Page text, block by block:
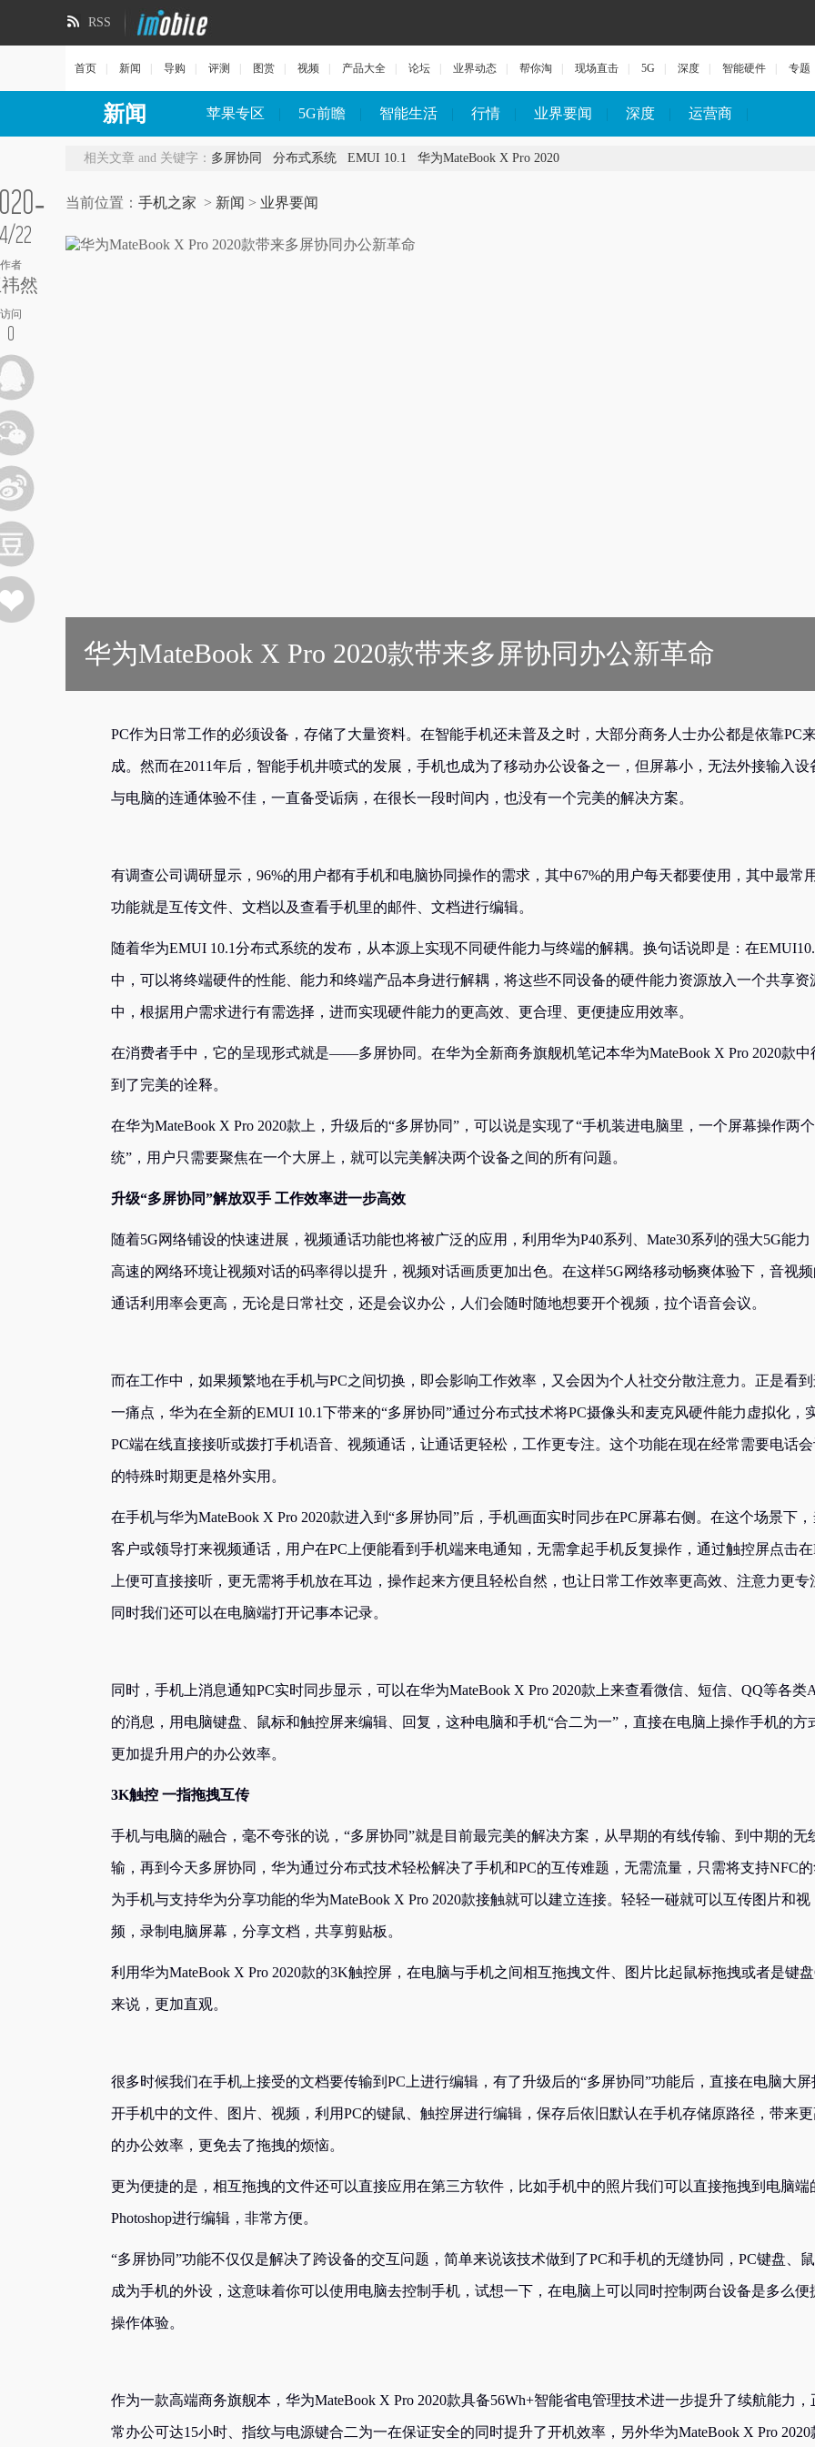
RSS
首页 新闻 导购 评测 图赏 视频 产品大全 论坛 业界动态 帮你淘 现场直击 5G 深度 智能硬件 专题
新闻 苹果专区 5G前瞻 智能生活 行情 业界要闻 深度 运营商
22
作者
然
访问
0
相关文章 and 关键字： 多屏协同 分布式系统 EMUI 10.1 华为MateBook X Pro 2020
当前位置： 手机之家 > 新闻 > 业界要闻
华为MateBook X Pro 2020款带来多屏协同办公新革命
PC作为日常工作的必须设备，存储了大量资料。在智能手机还未普及之时，大部分商务人士办公都是依靠PC
成。然而在2011年后，智能手机井喷式的发展，手机也成为了移动办公设备之一，但屏幕小，无法外接输入设
与电脑的连通体验不佳，一直备受诟病，在很长一段时间内，也没有一个完美的解决方案。
有调查公司调研显示，96%的用户都有手机和电脑协同操作的需求，其中67%的用户每天都要使用，其中最常
功能就是互传文件、文档以及查看手机里的邮件、文档进行编辑。
随着华为EMUI 10.1分布式系统的发布，从本源上实现不同硬件能力与终端的解耦。换句话说即是：在
中，可以将终端硬件的性能、能力和终端产品本身进行解耦，将这些不同设备的硬件能力资源放入一个共享资
中，根据用户需求进行有需选择，进而实现硬件能力的更高效、更合理、更便捷应用效率。
在消费者手中，它的呈现形式就是——多屏协同。在华为全新商务旗舰机笔记本华为MateBook X Pro 2020款中
到了完美的诠释。
在华为MateBook X Pro 2020款上，升级后的“多屏协同”，可以说是实现了“手机装进电脑里，一个屏幕操作两
统”，用户只需要聚焦在一个大屏上，就可以完美解决两个设备之间的所有问题。
升级“多屏协同”解放双手 工作效率进一步高效
随着5G网络铺设的快速进展，视频通话功能也将被广泛的应用，利用华为P40系列、Mate30系列的强大5G能力
高速的网络环境让视频对话的码率得以提升，视频对话画质更加出色。在这样5G网络移动畅爽体验下，音视频
通话利用率会更高，无论是日常社交，还是会议办公，人们会随时随地想要开个视频，拉个语音会议。
而在工作中，如果频繁地在手机与PC之间切换，即会影响工作效率，又会因为个人社交分散注意力。正是看
一痛点，华为在全新的EMUI 10.1下带来的“多屏协同”通过分布式技术将PC摄像头和麦克风硬件能力虚拟化，
PC端在线直接接听或拨打手机语音、视频通话，让通话更轻松，工作更专注。这个功能在现在经常需要电话会
的特殊时期更是格外实用。
在手机与华为MateBook X Pro 2020款进入到“多屏协同”后，手机画面实时同步在PC屏幕右侧。在这个场景下，
客户或领导打来视频通话，用户在PC上便能看到手机端来电通知，无需拿起手机反复操作，通过触控屏点击在
上便可直接接听，更无需将手机放在耳边，操作起来方便且轻松自然，也让日常工作效率更高效、注意力更专
同时我们还可以在电脑端打开记事本记录。
同时，手机上消息通知PC实时同步显示，可以在华为MateBook X Pro 2020款上来查看微信、短信、QQ等各类
的消息，用电脑键盘、鼠标和触控屏来编辑、回复，这种电脑和手机“合二为一”，直接在电脑上操作手机的方
更加提升用户的办公效率。
3K触控 一指拖拽互传
手机与电脑的融合，毫不夸张的说，“多屏协同”就是目前最完美的解决方案，从早期的有线传输、到中期的无
输，再到今天多屏协同，华为通过分布式技术轻松解决了手机和PC的互传难题，无需流量，只需将支持NFC
为手机与支持华为分享功能的华为MateBook X Pro 2020款接触就可以建立连接。轻轻一碰就可以互传图片和视
频，录制电脑屏幕，分享文档，共享剪贴板。
利用华为MateBook X Pro 2020款的3K触控屏，在电脑与手机之间相互拖拽文件、图片比起鼠标拖拽或者是键
来说，更加直观。
很多时候我们在手机上接受的文档要传输到PC上进行编辑，有了升级后的“多屏协同”功能后，直接在电脑大屏
开手机中的文件、图片、视频，利用PC的键鼠、触控屏进行编辑，保存后依旧默认在手机存储原路径，带来更
的办公效率，更免去了拖拽的烦恼。
更为便捷的是，相互拖拽的文件还可以直接应用在第三方软件，比如手机中的照片我们可以直接拖拽到电脑端
Photoshop进行编辑，非常方便。
“多屏协同”功能不仅仅是解决了跨设备的交互问题，简单来说该技术做到了PC和手机的无缝协同，PC键盘、
成为手机的外设，这意味着你可以使用电脑去控制手机，试想一下，在电脑上可以同时控制两台设备是多么便
操作体验。
作为一款高端商务旗舰本，华为MateBook X Pro 2020款具备56Wh+智能省电管理技术进一步提升了续航能力，
常办公可达15小时、指纹与电源键合二为一在保证安全的同时提升了开机效率，另外华为MateBook X Pro 2020